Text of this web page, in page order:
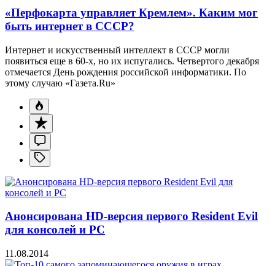
«Перфокарта управляет Кремлем». Каким мог
быть интернет в СССР?
Интернет и искусственный интеллект в СССР могли
появиться еще в 60-х, но их испугались. Четвертого декабря
отмечается День рождения российской информатики. По
этому случаю «Газета.Ru»
Анонсирована HD-версия первого Resident Evil
для консолей и PC
11.08.2014